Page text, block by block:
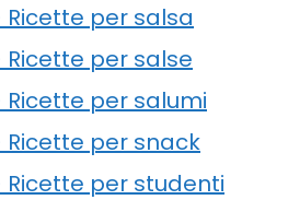
per salsa
per salse
per salumi
per snack
per studenti